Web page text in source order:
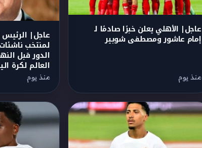
عاجل| الأهلي يعلن خبرًا صادمًا لـ
إمام عاشور ومصطفى شوبير
منذ يوم
عاجل|
لمنتخب
الدور قبل
العالم لكرة
منذ يوم